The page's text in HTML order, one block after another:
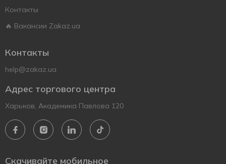
Контакты
🔥 Вакансии Zakaz.ua
Контакты
help@zakaz.ua
Адрес торгового центра
Харьков, Академика Павлова 120
Скачивайте мобильное